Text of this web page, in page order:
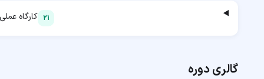
21 کارگاه
گالری دوره